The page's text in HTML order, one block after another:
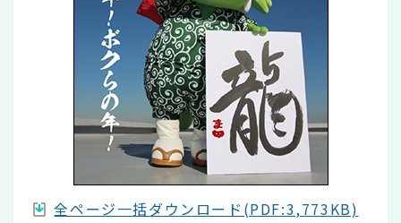
全ページ一括ダウンロード(PDF:3,773KB)